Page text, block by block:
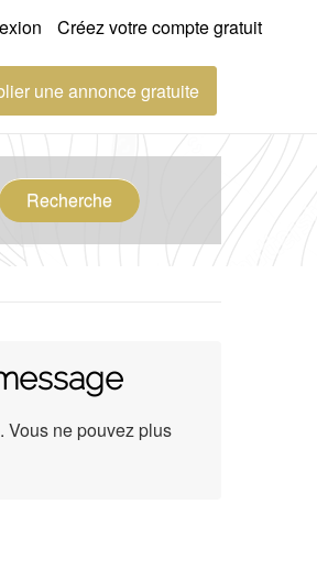
Créez votre compte gratuit
une annonce gratuite
Recherche
Vous ne pouvez plus